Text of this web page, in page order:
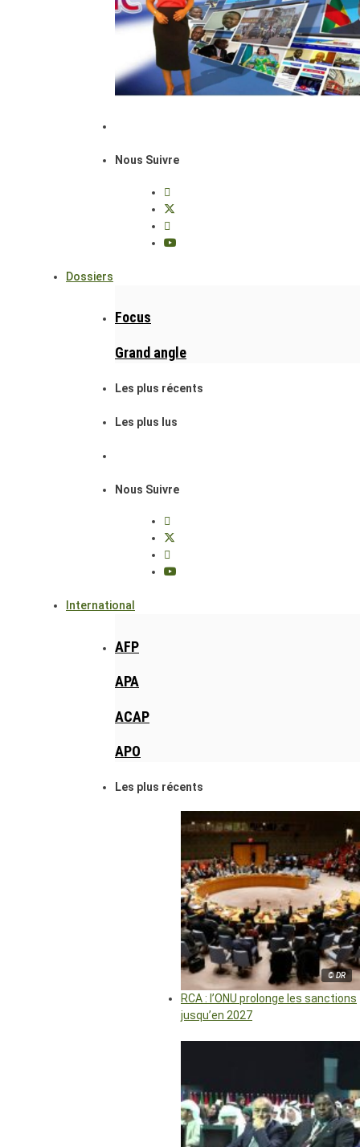
Nous Suivre
Dossiers
Focus
Grand angle
Les plus récents
Les plus lus
Nous Suivre
International
AFP
APA
ACAP
APO
Les plus récents
© DR
RCA : l’ONU prolonge les sanctions
jusqu’en 2027